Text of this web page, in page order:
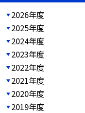
2026年度
2025年度
2024年度
2023年度
2022年度
2021年度
2020年度
2019年度